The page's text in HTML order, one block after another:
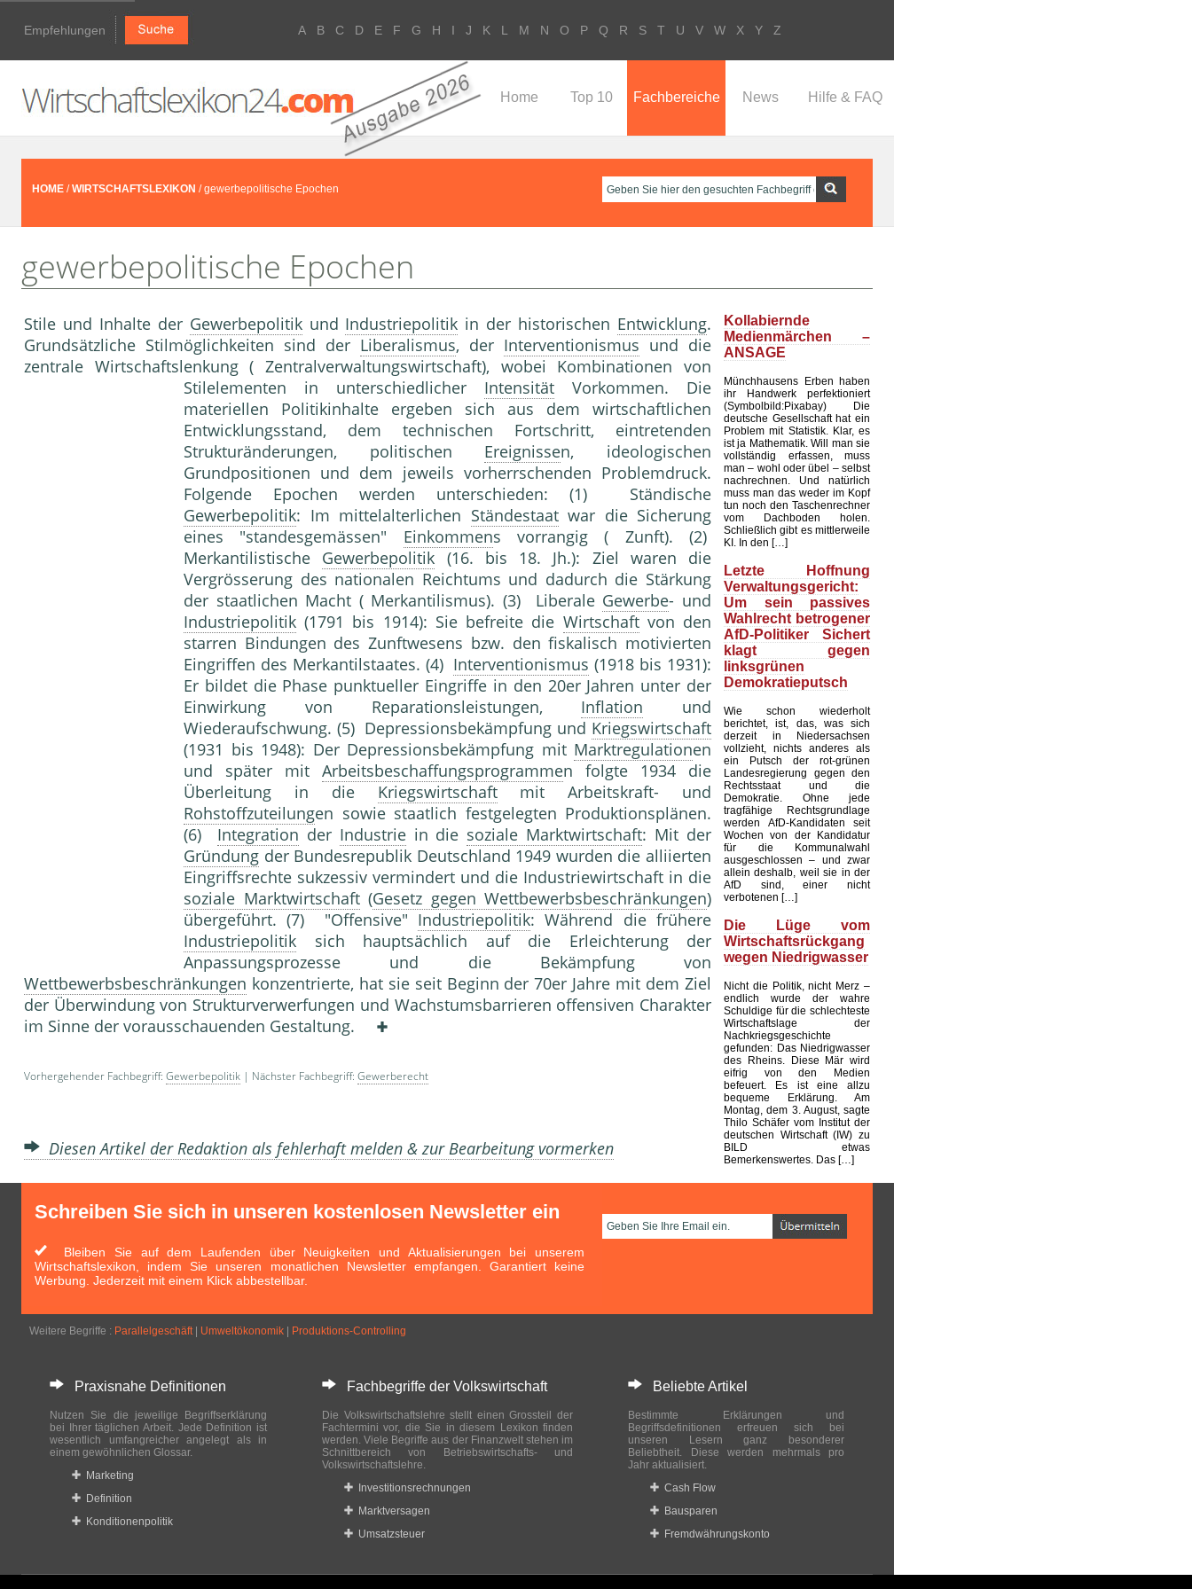
Empfehlungen A B C D E F G H I J K L M N O P Q R S T U V W X Y Z
Home Top 10 Fachbereiche News Hilfe & FAQ
HOME /WIRTSCHAFTSLEXIKON / gewerbepolitische Epochen
gewerbepolitische Epochen
Stile und Inhalte der Gewerbepolitikund Industriepolitik in der historischen Entwicklung.
Grundsätzliche Stilmöglichkeiten sind der Liberalismus, der Interventionismus und die
zentrale Wirtschaftslenkung ( Zentralverwaltungswirtschaft), wobei Kombinationen von
Stilelementen in unterschiedlicher Intensität Vorkommen. Die
materiellen Politikinhalte ergeben sich aus dem wirtschaftlichen
Entwicklungsstand, dem technischen Fortschritt, eintretenden
Strukturänderungen, politischen Ereignissen, ideologischen
Grundpositionen und dem jeweils vorherrschenden Problemdruck.
Folgende Epochen werden unterschieden: (1) Ständische
Gewerbepolitik: Im mittelalterlichen Ständestaatwar die Sicherung
eines "standesgemässen" Einkommens vorrangig ( Zunft). (2)
Merkantilistische Gewerbepolitik (16. bis 18. Jh.): Ziel waren die
Vergrösserung des nationalen Reichtums und dadurch die Stärkung
der staatlichen Macht ( Merkantilismus). (3) Liberale Gewerbe- und
Industriepolitik (1791 bis 1914): Sie befreite die Wirtschaftvon den
starren Bindungen des Zunftwesens bzw. den fiskalisch motivierten
Eingriffen des Merkantilstaates. (4) Interventionismus (1918 bis 1931):
Er bildet die Phase punktueller Eingriffe in den 20er Jahren unter der
Einwirkung von Reparationsleistungen, Inflation und
Wiederaufschwung. (5) Depressionsbekämpfung und Kriegswirtschaft
(1931 bis 1948): Der Depressionsbekämpfung mit Marktregulationen
und später mit Arbeitsbeschaffungsprogrammen folgte 1934 die
Überleitung in die Kriegswirtschaftmit Arbeitskraft- und
Rohstoffzuteilungen sowie staatlich festgelegten Produktionsplänen.
(6) Integration der Industriein die soziale Marktwirtschaft: Mit der
Gründung der Bundesrepublik Deutschland 1949 wurden die alliierten
Eingriffsrechte sukzessiv vermindert und die Industriewirtschaft in die
soziale Marktwirtschaft(Gesetz gegen Wettbewerbsbeschränkungen)
übergeführt. (7) "Offensive" Industriepolitik: Während die frühere
Industriepolitik sich hauptsächlich auf die Erleichterung der
Anpassungsprozesse und die Bekämpfung von
Wettbewerbsbeschränkungen konzentrierte, hat sie seit Beginn der 70er Jahre mit dem Ziel
der Überwindung von Strukturverwerfungen und Wachstumsbarrieren offensiven Charakter
im Sinne der vorausschauenden Gestaltung.
Vorhergehender Fachbegriff: Gewerbepolitik | Nächster Fachbegriff: Gewerberecht
Diesen Artikel der Redaktion als fehlerhaft melden & zur Bearbeitung vormerken
Kollabiernde
Medienmärchen –
ANSAGE
Münchhausens Erben haben
ihr Handwerk perfektioniert
(Symbolbild:Pixabay) Die
deutsche Gesellschaft hat ein
Problem mit Statistik. Klar, es
ist ja Mathematik. Will man sie
vollständig erfassen, muss
man – wohl oder übel – selbst
nachrechnen. Und natürlich
muss man das weder im Kopf
tun noch den Taschenrechner
vom Dachboden holen.
Schließlich gibt es mittlerweile
KI. In den […]
Letzte Hoffnung
Verwaltungsgericht:
Um sein passives
Wahlrecht betrogener
AfD-Politiker Sichert
klagt gegen
linksgrünen
Demokratieputsch
Wie schon wiederholt
berichtet, ist, das, was sich
derzeit in Niedersachsen
vollzieht, nichts anderes als
ein Putsch der rot-grünen
Landesregierung gegen den
Rechtsstaat und die
Demokratie. Ohne jede
tragfähige Rechtsgrundlage
werden AfD-Kandidaten seit
Wochen von der Kandidatur
für die Kommunalwahl
ausgeschlossen – und zwar
allein deshalb, weil sie in der
AfD sind, einer nicht
verbotenen […]
Die Lüge vom
Wirtschaftsrückgang
wegen Niedrigwasser
Nicht die Politik, nicht Merz –
endlich wurde der wahre
Schuldige für die schlechteste
Wirtschaftslage der
Nachkriegsgeschichte
gefunden: Das Niedrigwasser
des Rheins. Diese Mär wird
eifrig von den Medien
befeuert. Es ist eine allzu
bequeme Erklärung. Am
Montag, dem 3. August, sagte
Thilo Schäfer vom Institut der
deutschen Wirtschaft (IW) zu
BILD etwas
Bemerkenswertes. Das […]
Schreiben Sie sich in unseren kostenlosen Newsletter ein
Bleiben Sie auf dem Laufenden über Neuigkeiten und Aktualisierungen bei unserem
Wirtschaftslexikon, indem Sie unseren monatlichen Newsletter empfangen. Garantiert keine
Werbung. Jederzeit mit einem Klick abbestellbar.
Weitere Begriffe : Parallelgeschäft| Umweltökonomik Produktions-Controlling
Praxisnahe Definitionen
Nutzen Sie die jeweilige Begriffserklärung
bei Ihrer täglichen Arbeit. Jede Definition ist
wesentlich umfangreicher angelegt als in
einem gewöhnlichen Glossar.
Marketing
Definition
Konditionenpolitik
Fachbegriffe der Volkswirtschaft
Die Volkswirtschaftslehre stellt einen Grossteil der
Fachtermini vor, die Sie in diesem Lexikon finden
werden. Viele Begriffe aus der Finanzwelt stehen im
Schnittbereich von Betriebswirtschafts- und
Volkswirtschaftslehre.
Investitionsrechnungen
Marktversagen
Umsatzsteuer
Beliebte Artikel
Bestimmte Erklärungen und
Begriffsdefinitionen erfreuen sich bei
unseren Lesern ganz besonderer
Beliebtheit. Diese werden mehrmals pro
Jahr aktualisiert.
Cash Flow
Bausparen
Fremdwährungskonto